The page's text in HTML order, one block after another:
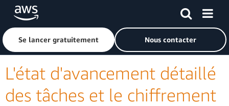
Passer au contenu principal
Cliquer ici pour revenir à la page d'accueil d'Amazon Web
Se lancer gratuitement Nous contacter
L'état d'avancement détaillé
des tâches et le chiffrement